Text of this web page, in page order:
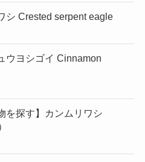
シ Crested serpent eagle
ウヨシゴイ Cinnamon
を探す】カンムリワシ